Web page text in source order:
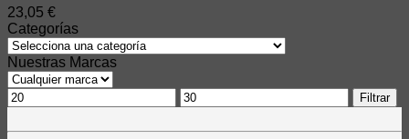
23,05 €
Categorías
Nuestras Marcas
Precio
mínimo
Precio
máximo
Filtrar